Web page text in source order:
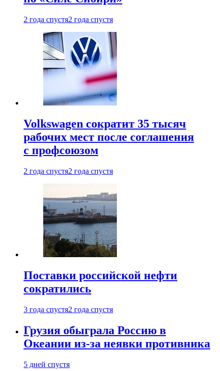
2 года спустя2 года спустя
Volkswagen сократит 35 тысяч
рабочих мест после соглашения
с профсоюзом
2 года спустя2 года спустя
Поставки российской нефти
сократились
3 года спустя2 года спустя
Грузия обыграла Россию в
Океании из-за неявки противника
5 дней спустя